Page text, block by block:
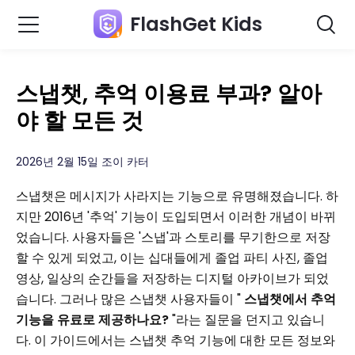
FlashGet Kids
스냅챗, 추억 이용료 부과? 알아
야 할 모든 것
2026년 2월 15일 조이 카터
스냅챗은 메시지가 사라지는 기능으로 유명해졌습니다. 하
지만 2016년 '추억' 기능이 도입되면서 이러한 개념이 바뀌
었습니다. 사용자들은 '스냅'과 스토리를 무기한으로 저장
할 수 있게 되었고, 이는 십대들에게 졸업 파티 사진, 졸업
영상, 일상의 순간들을 저장하는 디지털 아카이브가 되었
습니다. 그러나 많은 스냅챗 사용자들이 " 스냅챗에서 추억
기능을 유료로 제공하나요?"라는 질문을 던지고 있습니
다. 이 가이드에서는 스냅챗 추억 기능에 대한 모든 정보와